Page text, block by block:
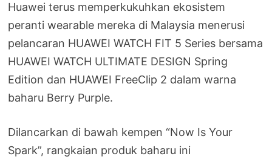
Huawei terus memperkukuhkan ekosistem
peranti wearable mereka di Malaysia menerusi
pelancaran HUAWEI WATCH FIT 5 Series bersama
HUAWEI WATCH ULTIMATE DESIGN Spring
Edition dan HUAWEI FreeClip 2 dalam warna
baharu Berry Purple.
Dilancarkan di bawah kempen “Now Is Your
Spark”, rangkaian produk baharu ini